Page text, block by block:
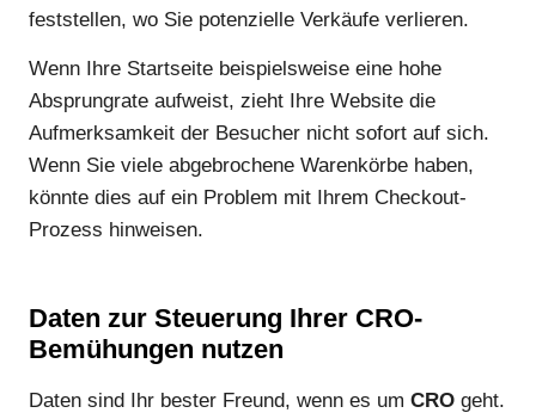
feststellen, wo Sie potenzielle Verkäufe verlieren.
Wenn Ihre Startseite beispielsweise eine hohe
Absprungrate aufweist, zieht Ihre Website die
Aufmerksamkeit der Besucher nicht sofort auf sich.
Wenn Sie viele abgebrochene Warenkörbe haben,
könnte dies auf ein Problem mit Ihrem Checkout-
Prozess hinweisen.
Daten zur Steuerung Ihrer CRO-
Bemühungen nutzen
Daten sind Ihr bester Freund, wenn es um CRO geht.